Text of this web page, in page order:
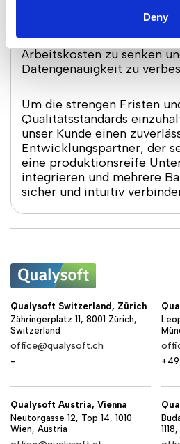
Deny
Das System musste
verarbeiten, Duplikate in
und prädiktive Analysen
Arbeitskosten zu senken
Datengenauigkeit zu
Um die strengen Fristen
Qualitätsstandards
unser Kunde einen
Entwicklungspartner, der
eine produktionsreife
integrieren und mehrere
sicher und intuitiv
Qualysoft Switzerland, Zürich
Zähringerplatz 11, 8001 Zürich,
Switzerland
office@qualysoft.ch
- +49
Qualysoft Austria, Vienna
Neutorgasse 12, Top 14, 1010
Wien, Austria